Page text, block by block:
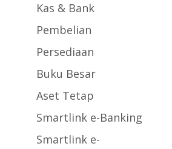
Kas & Bank
Pembelian
Persediaan
Buku Besar
Aset Tetap
Smartlink e-Banking
Smartlink e-